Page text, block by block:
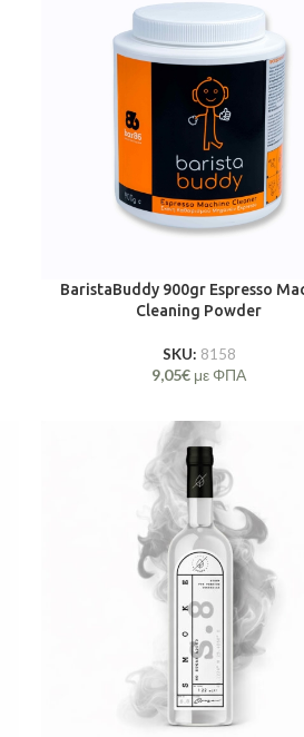
BaristaBuddy 900gr Espresso
Cleaning Powder
SKU: 8158
9,05€ με ΦΠΑ